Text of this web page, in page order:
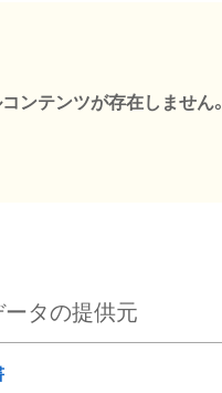
ンテンツが存在しません。
ータの提供元